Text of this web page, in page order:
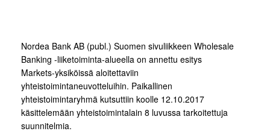
Nordea Bank AB (publ.) Suomen sivuliikkeen Wholesale
Banking -liiketoiminta-alueella on annettu esitys
Markets-yksiköissä aloitettaviin
yhteistoimintaneuvotteluihin. Paikallinen
yhteistoimintaryhmä kutsuttiin koolle 12.10.2017
käsittelemään yhteistoimintalain 8 luvussa tarkoitettuja
suunnitelmia.